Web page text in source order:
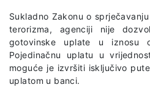
Sukladno Zakonu o
terorizma, agenciji nije
gotovinske uplate u iznosu
Pojedinačnu uplatu u
moguće je izvršiti isključivo
uplatom u banci.